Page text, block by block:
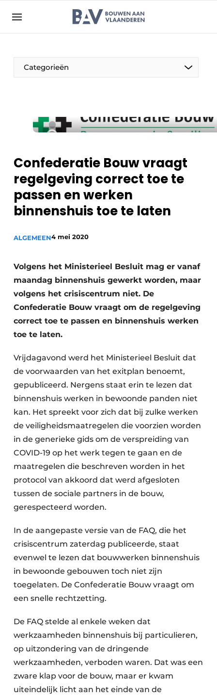
Bedrijven
Bouwen aan Vlaanderen | Platform voor de bouw
Evenement aanmelden
Meest gelezen
Nieuwsbrief
Podcasts
Privacy / Cookie statement
Aanmelden
Bedrijven
Bedrijven
Categorieën
Akoestiek
Beton & Staalbouw
Brandveiligheid
BIM
Houtbouw
HVAC
Interieurarchitectuur
Keukens
Software
Toegangscontrole
Zonwering
Confederatie Bouw vraagt
regelgeving correct toe te
passen en werken
binnenshuis toe te laten
ALGEMEEN4 mei 2020
Volgens het Ministerieel Besluit mag er vanaf
maandag binnenshuis gewerkt worden, maar
volgens het crisiscentrum niet. De
Confederatie Bouw vraagt om de regelgeving
correct toe te passen en binnenshuis werken
toe te laten.
Vrijdagavond werd het Ministerieel Besluit dat
de voorwaarden van het exitplan benoemt,
gepubliceerd. Nergens staat erin te lezen dat
binnenshuis werken in bewoonde panden niet
kan. Het spreekt voor zich dat bij zulke werken
de veiligheidsmaatregelen die voorzien worden
in de generieke gids om de verspreiding van
COVID-19 op het werk tegen te gaan en de
maatregelen die beschreven worden in het
protocol van akkoord dat werd afgesloten
tussen de sociale partners in de bouw,
gerespecteerd worden.
In de aangepaste versie van de FAQ, die het
crisiscentrum zaterdag publiceerde, staat
evenwel te lezen dat bouwwerken binnenshuis
in bewoonde gebouwen toch niet zijn
toegelaten. De Confederatie Bouw vraagt om
een snelle rechtzetting.
De FAQ stelde al enkele weken dat
werkzaamheden binnenshuis bij particulieren,
op uitzondering van de dringende
werkzaamheden, verboden waren. Dat was een
zware klap voor de bouw, maar er kwam
uiteindelijk licht aan het einde van de